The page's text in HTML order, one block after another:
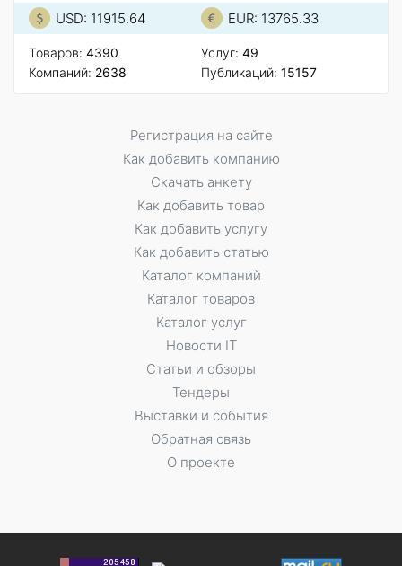
USD: 11915.64 EUR: 13765.33
Товаров: 4390
Компаний: 2638
Услуг: 49
Публикаций: 15157
Регистрация на сайте
Как добавить компанию
Скачать анкету
Как добавить товар
Как добавить услугу
Как добавить статью
Каталог компаний
Каталог товаров
Каталог услуг
Новости IT
Статьи и обзоры
Тендеры
Выставки и события
Обратная связь
О проекте